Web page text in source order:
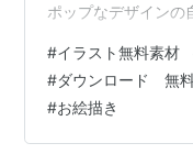
ポップなデザインの
ナログ派の方へ：水
手軽に本格的なアー
の方へ：Windowsの
フルに塗ってみませ
#イラスト無料素材
#ダウンロード 無
#お絵描き